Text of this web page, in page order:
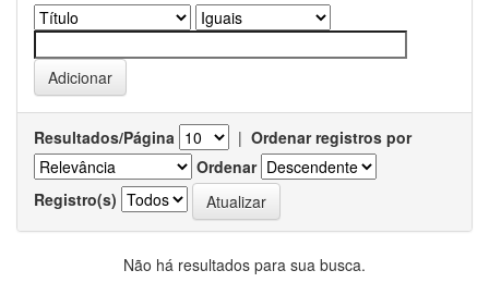
Resultados/Página | Ordenar registros por
Ordenar
Registro(s)
Não há resultados para sua busca.